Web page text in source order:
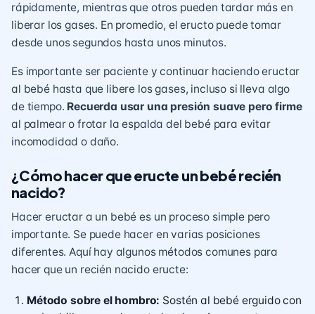
rápidamente, mientras que otros pueden tardar más en
liberar los gases. En promedio, el eructo puede tomar
desde unos segundos hasta unos minutos.
Es importante ser paciente y continuar haciendo eructar
al bebé hasta que libere los gases, incluso si lleva algo
de tiempo. Recuerda usar una presión suave pero firme
al palmear o frotar la espalda del bebé para evitar
incomodidad o daño.
¿Cómo hacer que eructe un bebé recién
nacido?
Hacer eructar a un bebé es un proceso simple pero
importante. Se puede hacer en varias posiciones
diferentes. Aquí hay algunos métodos comunes para
hacer que un recién nacido eructe:
Método sobre el hombro: Sostén al bebé erguido con